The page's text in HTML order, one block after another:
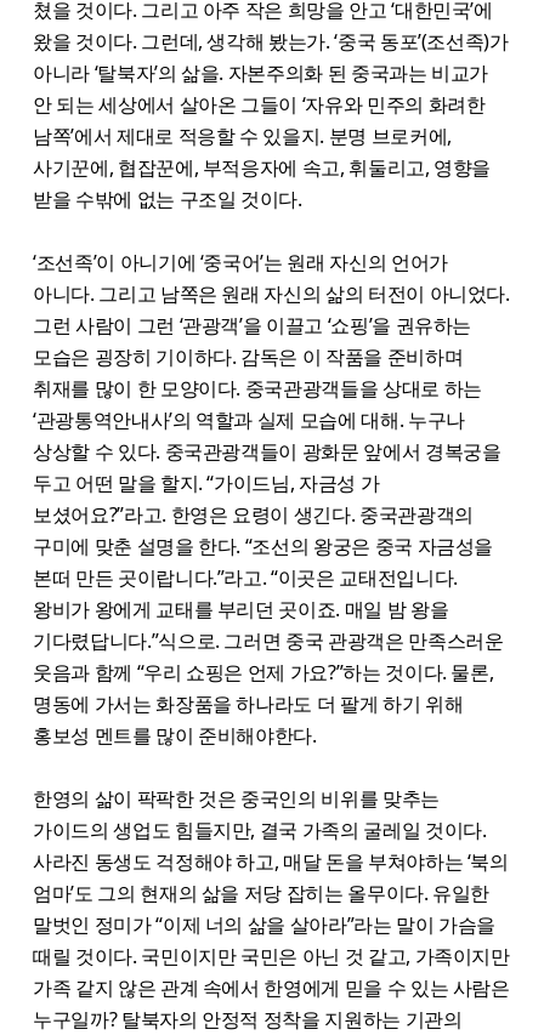
쳤을 것이다. 그리고 아주 작은 희망을 안고 ‘대한민국’에
왔을 것이다. 그런데, 생각해 봤는가. ‘중국 동포’(조선족)가
아니라 ‘탈북자’의 삶을. 자본주의화 된 중국과는 비교가
안 되는 세상에서 살아온 그들이 ‘자유와 민주의 화려한
남쪽’에서 제대로 적응할 수 있을지. 분명 브로커에,
사기꾼에, 협잡꾼에, 부적응자에 속고, 휘둘리고, 영향을
받을 수밖에 없는 구조일 것이다.
‘조선족’이 아니기에 ‘중국어’는 원래 자신의 언어가
아니다. 그리고 남쪽은 원래 자신의 삶의 터전이 아니었다.
그런 사람이 그런 ‘관광객’을 이끌고 ‘쇼핑’을 권유하는
모습은 굉장히 기이하다. 감독은 이 작품을 준비하며
취재를 많이 한 모양이다. 중국관광객들을 상대로 하는
‘관광통역안내사’의 역할과 실제 모습에 대해. 누구나
상상할 수 있다. 중국관광객들이 광화문 앞에서 경복궁을
두고 어떤 말을 할지. “가이드님, 자금성 가
보셨어요?”라고. 한영은 요령이 생긴다. 중국관광객의
구미에 맞춘 설명을 한다. “조선의 왕궁은 중국 자금성을
본떠 만든 곳이랍니다.”라고. “이곳은 교태전입니다.
왕비가 왕에게 교태를 부리던 곳이죠. 매일 밤 왕을
기다렸답니다.”식으로. 그러면 중국 관광객은 만족스러운
웃음과 함께 “우리 쇼핑은 언제 가요?”하는 것이다. 물론,
명동에 가서는 화장품을 하나라도 더 팔게 하기 위해
홍보성 멘트를 많이 준비해야한다.
한영의 삶이 팍팍한 것은 중국인의 비위를 맞추는
가이드의 생업도 힘들지만, 결국 가족의 굴레일 것이다.
사라진 동생도 걱정해야 하고, 매달 돈을 부쳐야하는 ‘북의
엄마’도 그의 현재의 삶을 저당 잡히는 올무이다. 유일한
말벗인 정미가 “이제 너의 삶을 살아라”라는 말이 가슴을
때릴 것이다. 국민이지만 국민은 아닌 것 같고, 가족이지만
가족 같지 않은 관계 속에서 한영에게 믿을 수 있는 사람은
누구일까? 탈북자의 안정적 정착을 지원하는 기관의